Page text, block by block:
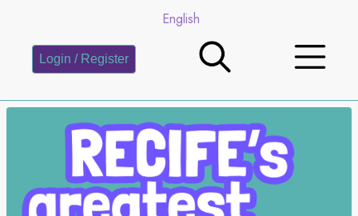
English
Login / Register